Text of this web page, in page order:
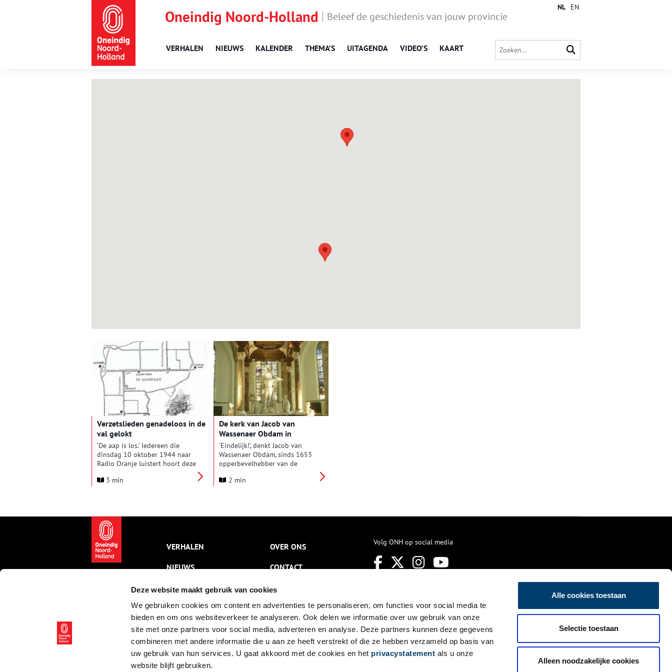
Deze website maakt gebruik van cookies
We gebruiken cookies om content en advertenties te personaliseren, om functies voor social media te
bieden en om ons websiteverkeer te analyseren. Ook delen we informatie over uw gebruik van onze
site met onze partners voor social media, adverteren en analyse. Deze partners kunnen deze gegevens
combineren met andere informatie die u aan ze heeft verstrekt of die ze hebben verzameld op basis van
uw gebruik van hun services. U gaat akkoord met de cookies en het privacystatement als u onze
website blijft gebruiken.
Alle cookies toestaan
Selectie toestaan
Alleen noodzakelijke cookies
Oneindig Noord-Holland Beleef de geschiedenis van jouw provincie
VERHALEN NIEUWS KALENDER THEMA’S UITAGENDA VIDEO’S KAART
NL EN
Verzetslieden genadeloos in de
val gelokt
‘De aap is los.’ Iedereen die
dinsdag 10 oktober 1944 naar
Radio Oranje luistert hoort deze
droppingscode. Die nacht zullen
Wogmeer. Verzetslieden staan
daar klaar om de pakketten te
verzamelen, maar de dropping
blijkt uitgelekt. De nacht mondt
uit in een bloedbad: de Slag bij
Rustenburg.
3 min
De kerk van Jacob van
Wassenaer Obdam in
Hensbroek
‘Eindelijk!’, denkt Jacob van
Wassenaer Obdam, sinds 1653
opperbevelhebber van de
juli 1657. Op deze mooie
Hensbroek. Het dorp heeft al
Zijn zoon van bijna twaalf jaar
2 min
VERHALEN
NIEUWS
KALENDER
THEMA’S
ACTIVITEITEN
VIDEO’S
OVER ONS
CONTACT
NIEUWSBRIEF
DISCLAIMER
PRIVACY
TOEGANKELIJKHEID
Volg ONH op social media